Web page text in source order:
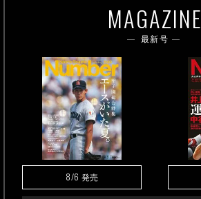
MAGAZINE
最新号
8/6 発売